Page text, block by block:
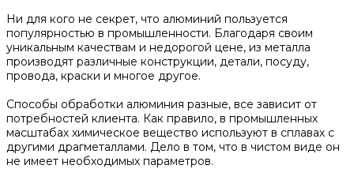
Ни для кого не секрет, что алюминий пользуется
популярностью в промышленности. Благодаря своим
уникальным качествам и недорогой цене, из металла
производят различные конструкции, детали, посуду,
провода, краски и многое другое.
Способы обработки алюминия разные, все зависит от
потребностей клиента. Как правило, в промышленных
масштабах химическое вещество используют в сплавах с
другими драгметаллами. Дело в том, что в чистом виде он
не имеет необходимых параметров.